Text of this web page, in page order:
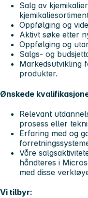
Salg av
Oppfølging og
Aktivt søke etter
Oppfølging og
Salgs- og
Markedsutvikling
produkter.
Ønskede
Relevant
prosess eller
Erfaring med og
Våre
håndteres i
med disse
Vi tilbyr: